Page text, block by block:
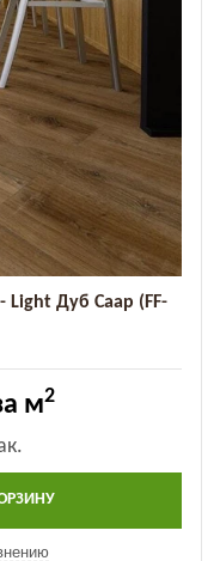
Light Дуб Саар (FF-
м2